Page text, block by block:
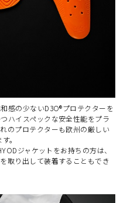
感の少ないD3O®プロテクターを
ハイスペックな安全性能をプラ
のプロテクターも欧州の厳しい
。
ジャケットをお持ちの方は、
取り出して装着することもでき